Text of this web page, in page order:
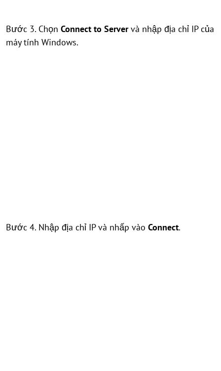
Bước 3. Chọn Connect to Servervà nhập địa chỉ IP của
máy tính Windows.
Bước 4. Nhập địa chỉ IP và nhấp vào Connect.